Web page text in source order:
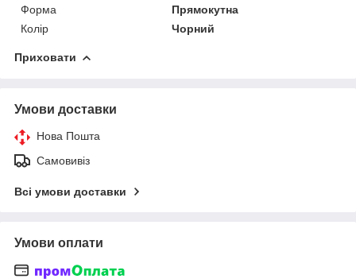
Форма
Прямокутна
Колір
Чорний
Приховати
Умови доставки
Нова Пошта
Самовивіз
Всі умови доставки
Умови оплати